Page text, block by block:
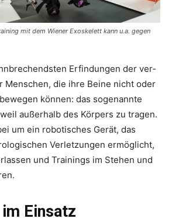
mit dem Wiener Exoskelett kann u.a. gegen
­Erfindungen der ver­
Menschen, die ihre Beine nicht oder
können: das sogenannte
weil außerhalb des Körpers zu tragen.
um ein ­robotisches Gerät, das
Verletzungen ermöglicht,
und Trainings im Stehen und
Einsatz